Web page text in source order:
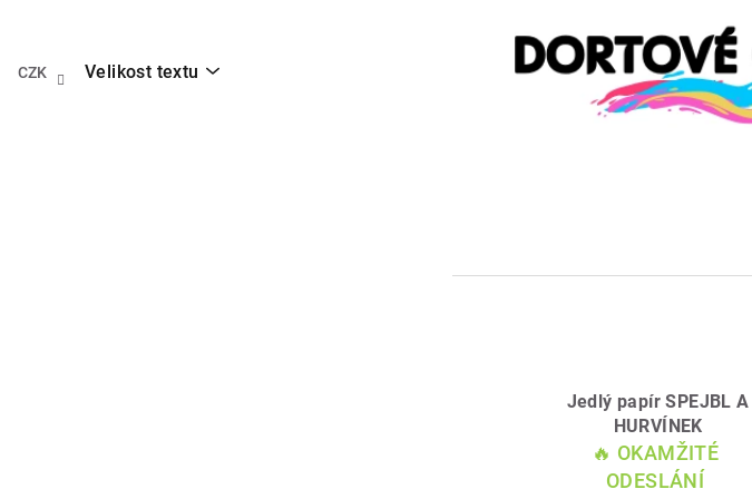
obsah
CZK Velikost textu
Jedlý papír SPEJBL A
HURVÍNEK
🔥 OKAMŽITÉ
ODESLÁNÍ